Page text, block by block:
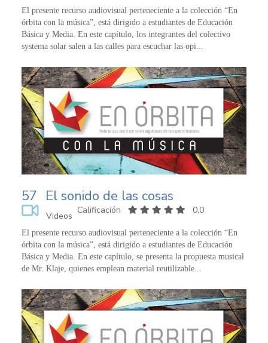
El presente recurso audiovisual perteneciente a la colección “En
órbita con la música”, está dirigido a estudiantes de Educación
Básica y Media. En este capítulo, los integrantes del colectivo
systema solar salen a las calles para escuchar las opi...
57 El sonido de las cosas
Videos
Calificación 0,0
El presente recurso audiovisual perteneciente a la colección “En
órbita con la música”, está dirigido a estudiantes de Educación
Básica y Media. En este capítulo, se presenta la propuesta musical
de Mr. Klaje, quienes emplean material reutilizable...